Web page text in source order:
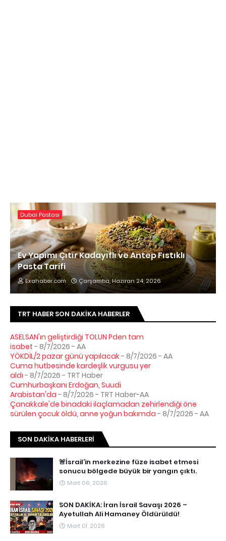
Dubai Pastası
Ev Yapımı Çıtır Kadayıflı ve Antep Fıstıklı
Pasta Tarifi
Exahaber.com Çarşamba, Haziran 24, 2026
TRT HABER SON DAKIKA HABERLER
ASELSAN'ın geliştirdiği TOLUN Pden tam
isabet - 8/7/2026 - AA
YÖKDİL/2 pazar günü yapılacak- 8/7/2026 - AA
Cuma hutbesinde kardeşlik vurgusu yer
aldı - 8/7/2026 - TRT Haber
Cumhurbaşkanı Erdoğan, Suudi
Arabistan'da - 8/7/2026 - TRT Haber-AA
Çanakkale'de binadaki ilaçlamadan zehirlendiği öne
sürülen çocuk öldü, anne yoğun bakımda - 8/7/2026 - AA
SON DAKIKA HABERLERI
🚨İsrail’in merkezine füze isabet etmesi
sonucu bölgede büyük bir yangın çıktı.
Mart 06, 2026
SON DAKİKA: İran İsrail Savaşı 2026 –
Ayetullah Ali Hamaney Öldürüldü!
Mart 01, 2026